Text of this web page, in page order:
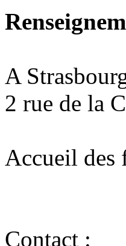
A
2 rue de la
Accueil des
Contact :